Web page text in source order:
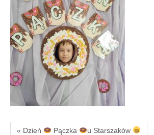
« Dzień Pączka u Starszaków